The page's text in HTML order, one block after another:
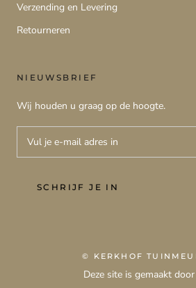
Verzending en Levering
Retourneren
NIEUWSBRIEF
Wij houden u graag op de hoogte.
SCHRIJF JE IN
© KERKHOF
Deze site is gemaakt